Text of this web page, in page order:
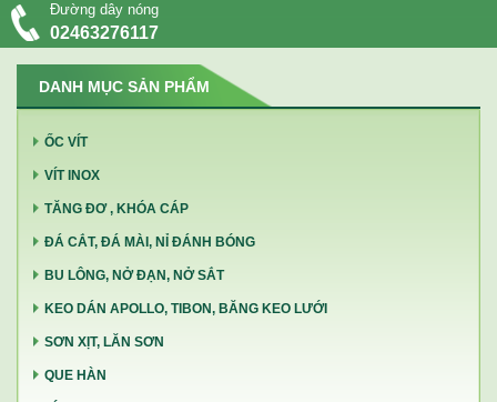
Đường dây nóng
02463276117
DANH MỤC SẢN PHẨM
ỐC VÍT
VÍT INOX
TĂNG ĐƠ , KHÓA CÁP
ĐÁ CẮT, ĐÁ MÀI, NỈ ĐÁNH BÓNG
BU LÔNG, NỞ ĐẠN, NỞ SẮT
KEO DÁN APOLLO, TIBON, BĂNG KEO LƯỚI
SƠN XỊT, LĂN SƠN
QUE HÀN